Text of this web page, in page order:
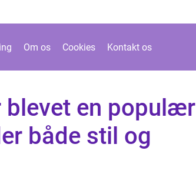
Om os Cookies Kontakt os
blevet en populær
både stil og